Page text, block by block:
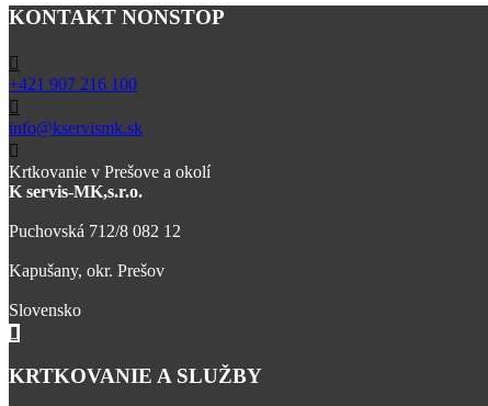
KONTAKT NONSTOP
+421 907 216 100
info@kservismk.sk
Krtkovanie v Prešove a okolí
K servis-MK,s.r.o.
Puchovská 712/8 082 12
Kapušany, okr. Prešov
Slovensko
KRTKOVANIE A SLUŽBY